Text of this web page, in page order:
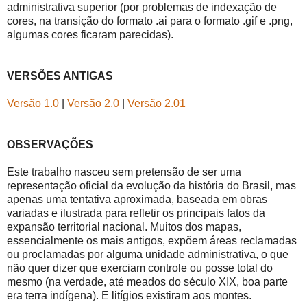
administrativa superior (por problemas de indexação de
cores, na transição do formato .ai para o formato .gif e .png,
algumas cores ficaram parecidas).
VERSÕES ANTIGAS
Versão 1.0 Versão 2.0 Versão 2.01
OBSERVAÇÕES
Este trabalho nasceu sem pretensão de ser uma
representação oficial da evolução da história do Brasil, mas
apenas uma tentativa aproximada, baseada em obras
variadas e ilustrada para refletir os principais fatos da
expansão territorial nacional. Muitos dos mapas,
essencialmente os mais antigos, expõem áreas reclamadas
ou proclamadas por alguma unidade administrativa, o que
não quer dizer que exerciam controle ou posse total do
mesmo (na verdade, até meados do século XIX, boa parte
era terra indígena). E litígios existiram aos montes.